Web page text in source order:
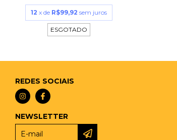
12 x de R$99,92 sem juros
ESGOTADO
REDES SOCIAIS
NEWSLETTER